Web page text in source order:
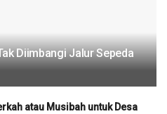
Diimbangi Jalur Sepeda
atau Musibah untuk Desa